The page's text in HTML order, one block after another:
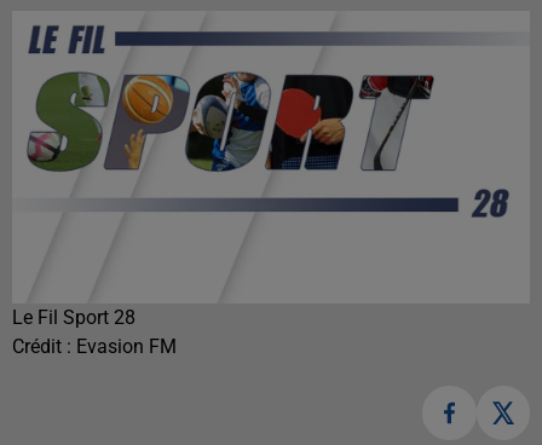
Le Fil Sport 28
Crédit : Evasion FM